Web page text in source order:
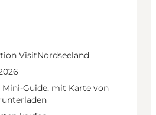
VisitNordseeland
Mini-Guide, mit Karte von